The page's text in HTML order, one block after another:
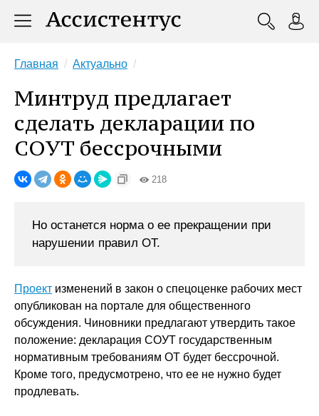
Главная Актуально
Минтруд предлагает
сделать декларации по
СОУТ бессрочными
218
Но останется норма о ее прекращении при
нарушении правил ОТ.
Проект изменений в закон о спецоценке рабочих мест
опубликован на портале для общественного
обсуждения. Чиновники предлагают утвердить такое
положение: декларация СОУТ государственным
нормативным требованиям ОТ будет бессрочной.
Кроме того, предусмотрено, что ее не нужно будет
продлевать.